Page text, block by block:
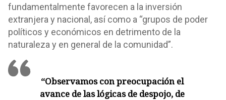
fundamentalmente favorecen a la inversión
extranjera y nacional, así como a “grupos de poder
políticos y económicos en detrimento de la
naturaleza y en general de la comunidad”.
“Observamos con preocupación el
avance de las lógicas de despojo, de